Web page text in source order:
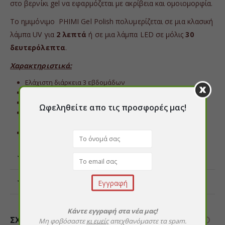
στο βερνίκι gel να εφαρμόζεται με ακρίβεια και ομοιομορφία.
Το ημιμόνιμο PHIMI Gel Polish πολυμερίζεται σε μια κλασική
λάμπα UV για 2 λεπτά ή σε μια λάμπα LED σε μόλις30
δευτερόλεπτα.
Χαρακτηριστικά:
Ελάχιστη διάρκεια 3 εβδομάδων
Είναι ανθεκτικό στις γρατσουνιές και στα χτυπήματα
Πολυμερίζεται πλήρως σε 30-60 δευτερόλεπτα σε
ΕΠΙΠΛΈΟΝ ΠΛΗΡΟΦΟΡΊΕΣ
ΣΧΕΤΙΚΆ ΠΡΟΪΌΝΤΑ
Ωφεληθείτε απο τις προσφορές μας!
Κάντε εγγραφή στα νέα μας!
Μη φοβόσαστεκι εμείςαπεχθανόμαστε τα spam.